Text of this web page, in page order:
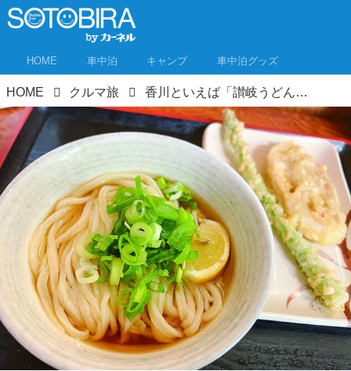
HOME 車中泊 キャンプ 車中泊グッズ
HOME クルマ旅 香川といえば「讃岐うどん」車中泊旅でハシゴしちゃう？軽キャン女子が実食！おすすめの10店